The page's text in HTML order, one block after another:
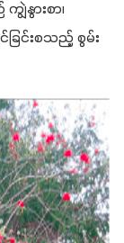
နွားစာ၊
ခြင်းစသည့် စွမ်း